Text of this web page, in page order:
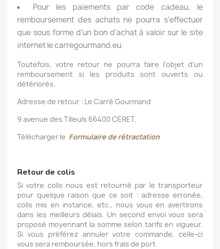
Pour les paiements par code cadeau, le
remboursement des achats ne pourra s’effectuer
que sous forme d’un bon d’achat à valoir sur le site
internet le carregourmand.eu.
Toutefois, votre retour ne pourra faire l’objet d’un
remboursement si les produits sont ouverts ou
détériorés.
Adresse de retour : Le Carré Gourmand
9 avenue des Tilleuls 66400 CERET.
Télécharger le Formulaire de rétractation
Retour de colis
Si votre colis nous est retourné par le transporteur
pour quelque raison que ce soit : adresse erronée,
colis mis en instance, etc., nous vous en avertirons
dans les meilleurs délais. Un second envoi vous sera
proposé moyennant la somme selon tarifs en vigueur.
Si vous préférez annuler votre commande, celle-ci
vous sera remboursée, hors frais de port.